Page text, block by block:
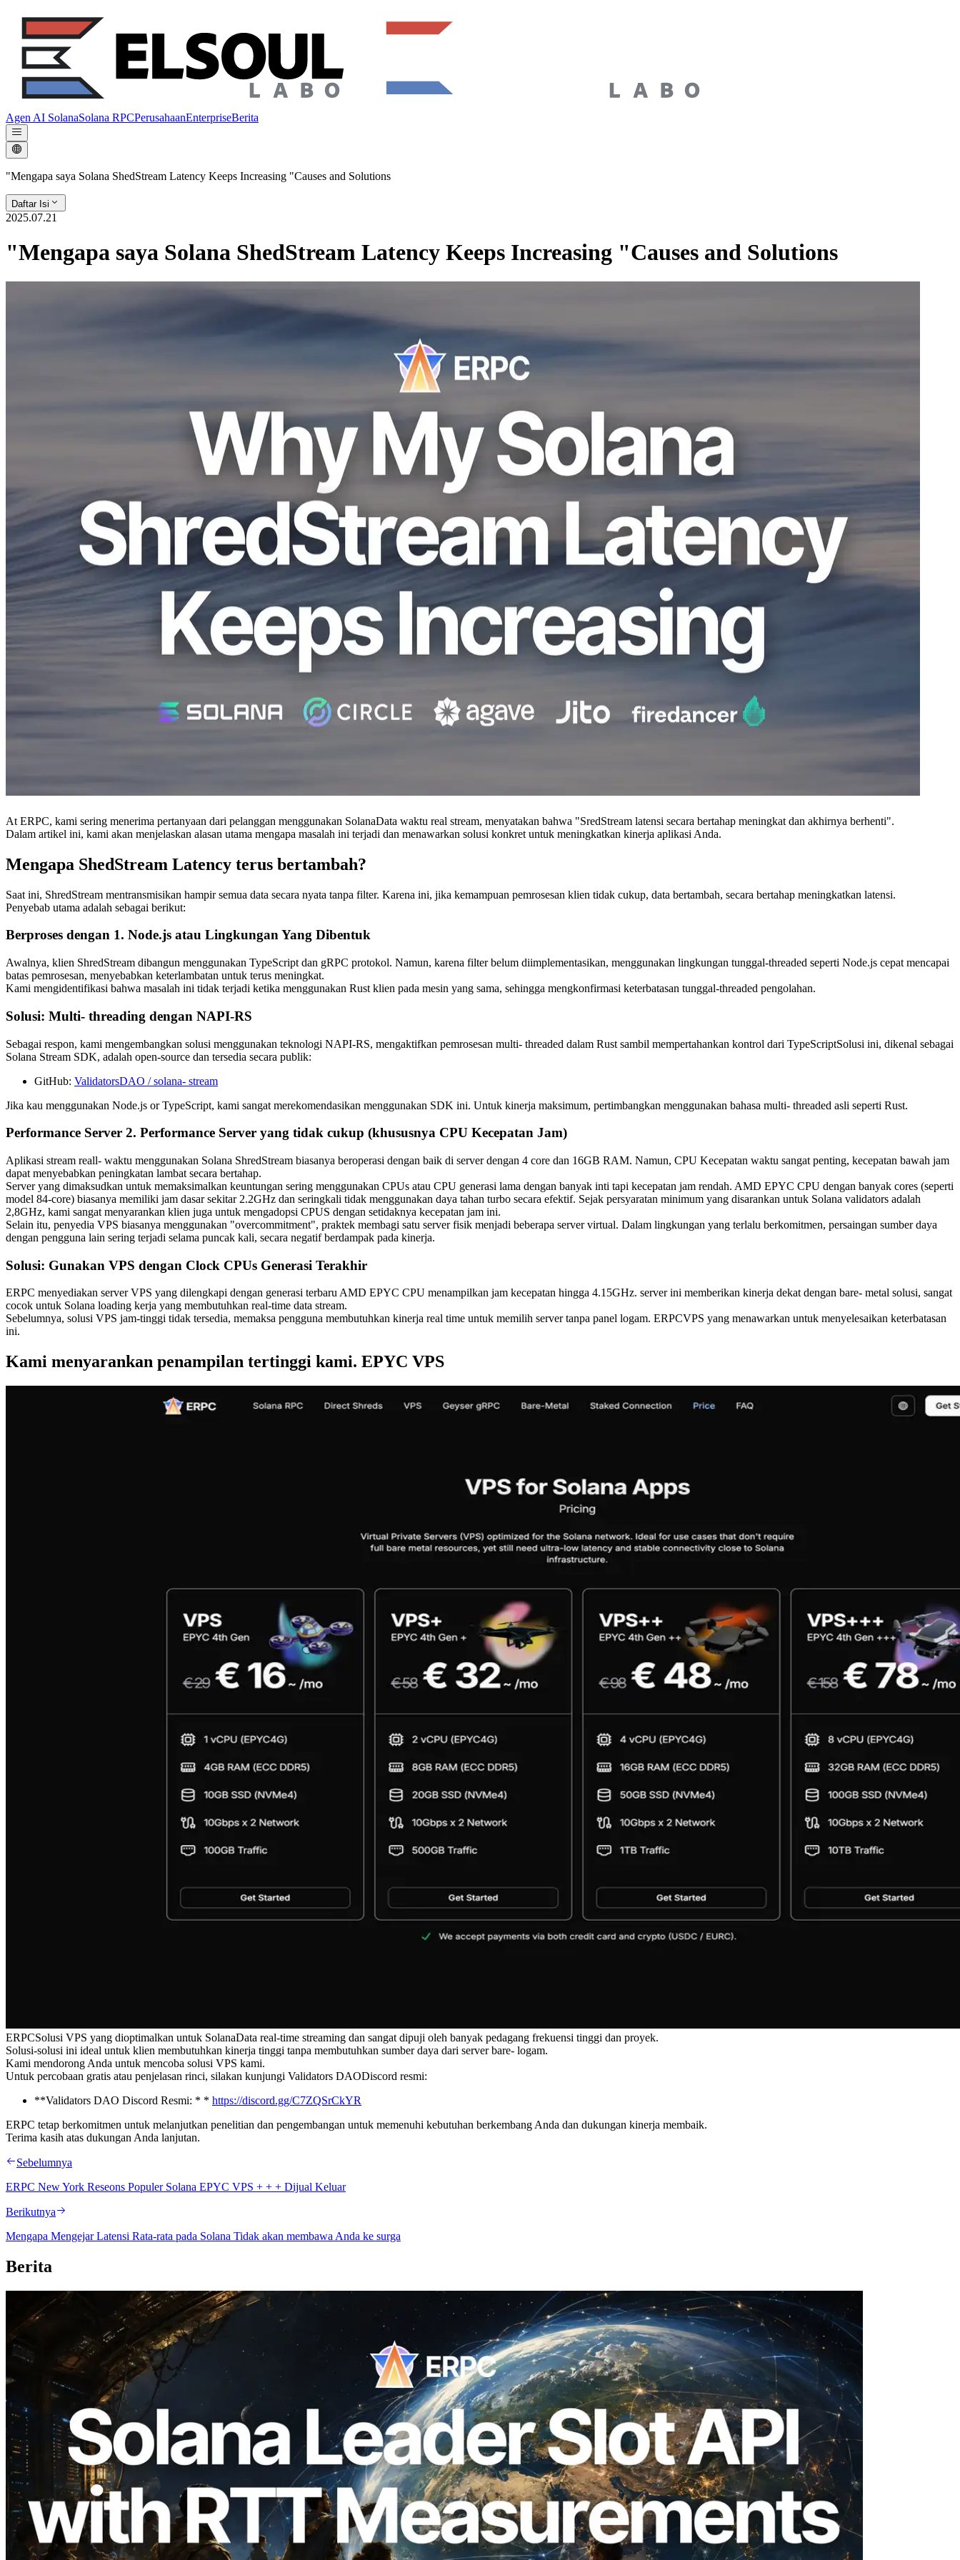
Agen AI SolanaSolana RPCPerusahaanEnterpriseBerita
"Mengapa saya Solana ShedStream Latency Keeps Increasing "Causes and Solutions
Daftar Isi
2025.07.21
"Mengapa saya Solana ShedStream Latency Keeps Increasing "Causes and Solutions
At ERPC, kami sering menerima pertanyaan dari pelanggan menggunakan SolanaData waktu real stream, menyatakan bahwa "SredStream latensi secara bertahap meningkat dan akhirnya berhenti".
Dalam artikel ini, kami akan menjelaskan alasan utama mengapa masalah ini terjadi dan menawarkan solusi konkret untuk meningkatkan kinerja aplikasi Anda.
Mengapa ShedStream Latency terus bertambah?
Saat ini, ShredStream mentransmisikan hampir semua data secara nyata tanpa filter. Karena ini, jika kemampuan pemrosesan klien tidak cukup, data bertambah, secara bertahap meningkatkan latensi.
Penyebab utama adalah sebagai berikut:
Berproses dengan 1. Node.js atau Lingkungan Yang Dibentuk
Awalnya, klien ShredStream dibangun menggunakan TypeScript dan gRPC protokol. Namun, karena filter belum diimplementasikan, menggunakan lingkungan tunggal-threaded seperti Node.js cepat mencapai
batas pemrosesan, menyebabkan keterlambatan untuk terus meningkat.
Kami mengidentifikasi bahwa masalah ini tidak terjadi ketika menggunakan Rust klien pada mesin yang sama, sehingga mengkonfirmasi keterbatasan tunggal-threaded pengolahan.
Solusi: Multi- threading dengan NAPI-RS
Sebagai respon, kami mengembangkan solusi menggunakan teknologi NAPI-RS, mengaktifkan pemrosesan multi- threaded dalam Rust sambil mempertahankan kontrol dari TypeScriptSolusi ini, dikenal sebagai
Solana Stream SDK, adalah open-source dan tersedia secara publik:
GitHub: ValidatorsDAO / solana- stream
Jika kau menggunakan Node.js or TypeScript, kami sangat merekomendasikan menggunakan SDK ini. Untuk kinerja maksimum, pertimbangkan menggunakan bahasa multi- threaded asli seperti Rust.
Performance Server 2. Performance Server yang tidak cukup (khususnya CPU Kecepatan Jam)
Aplikasi stream reall- waktu menggunakan Solana ShredStream biasanya beroperasi dengan baik di server dengan 4 core dan 16GB RAM. Namun, CPU Kecepatan waktu sangat penting, kecepatan bawah jam
dapat menyebabkan peningkatan lambat secara bertahap.
Server yang dimaksudkan untuk memaksimalkan keuntungan sering menggunakan CPUs atau CPU generasi lama dengan banyak inti tapi kecepatan jam rendah. AMD EPYC CPU dengan banyak cores (seperti
model 84-core) biasanya memiliki jam dasar sekitar 2.2GHz dan seringkali tidak menggunakan daya tahan turbo secara efektif. Sejak persyaratan minimum yang disarankan untuk Solana validators adalah
2,8GHz, kami sangat menyarankan klien juga untuk mengadopsi CPUS dengan setidaknya kecepatan jam ini.
Selain itu, penyedia VPS biasanya menggunakan "overcommitment", praktek membagi satu server fisik menjadi beberapa server virtual. Dalam lingkungan yang terlalu berkomitmen, persaingan sumber daya
dengan pengguna lain sering terjadi selama puncak kali, secara negatif berdampak pada kinerja.
Solusi: Gunakan VPS dengan Clock CPUs Generasi Terakhir
ERPC menyediakan server VPS yang dilengkapi dengan generasi terbaru AMD EPYC CPU menampilkan jam kecepatan hingga 4.15GHz. server ini memberikan kinerja dekat dengan bare- metal solusi, sangat
cocok untuk Solana loading kerja yang membutuhkan real-time data stream.
Sebelumnya, solusi VPS jam-tinggi tidak tersedia, memaksa pengguna membutuhkan kinerja real time untuk memilih server tanpa panel logam. ERPCVPS yang menawarkan untuk menyelesaikan keterbatasan
ini.
Kami menyarankan penampilan tertinggi kami. EPYC VPS
ERPCSolusi VPS yang dioptimalkan untuk SolanaData real-time streaming dan sangat dipuji oleh banyak pedagang frekuensi tinggi dan proyek.
Solusi-solusi ini ideal untuk klien membutuhkan kinerja tinggi tanpa membutuhkan sumber daya dari server bare- logam.
Kami mendorong Anda untuk mencoba solusi VPS kami.
Untuk percobaan gratis atau penjelasan rinci, silakan kunjungi Validators DAODiscord resmi:
**Validators DAO Discord Resmi: * * https://discord.gg/C7ZQSrCkYR
ERPC tetap berkomitmen untuk melanjutkan penelitian dan pengembangan untuk memenuhi kebutuhan berkembang Anda dan dukungan kinerja membaik.
Terima kasih atas dukungan Anda lanjutan.
Sebelumnya
ERPC New York Reseons Populer Solana EPYC VPS + + + Dijual Keluar
Berikutnya
Mengapa Mengejar Latensi Rata-rata pada Solana Tidak akan membawa Anda ke surga
Berita